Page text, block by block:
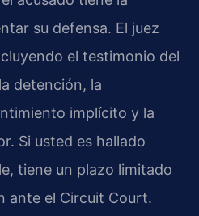
su defensa. El juez
el testimonio del
detención, la
implícito y la
Si usted es hallado
tiene un plazo limitado
ante el Circuit Court.